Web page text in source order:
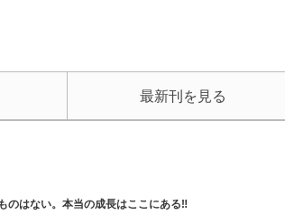
最新刊を見る
のはない。本当の成長はここにある‼